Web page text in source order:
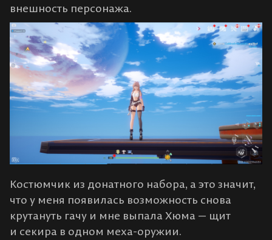
внешность персонажа.
Костюмчик из донатного набора, а это значит,
что у меня появилась возможность снова
крутануть гачу и мне выпала Хюма — щит
и секира в одном меха-оружии.